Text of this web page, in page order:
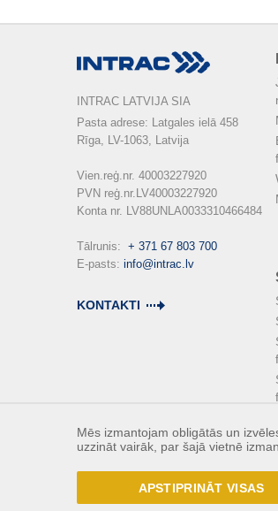
INTRAC LATVIJA SIA
Pasta adrese: Latgales ielā 458
Rīga, LV-1063, Latvija
Vien.reģ.nr. 40003227920
PVN reģ.nr.LV40003227920
Konta nr. LV88UNLA0033310466484
Tālrunis: + 371 67 803 700
E-pasts: info@intrac.lv
KONTAKTI
Mēs izmantojam obligātās un
uzzināt vairāk, par šajā vietnē
APSTIPRINĀT VISAS